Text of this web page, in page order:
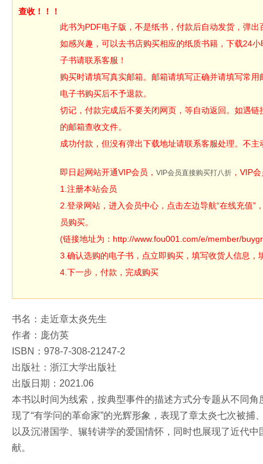
查收！！！
此书为PDF电子版，不是纸书，付款后自动发货，弹
如感兴趣，可以去书店购买相应的纸质书籍，下载24
子书请联系客服！
购买时请填写真实邮箱。邮箱请填写正确并请填写常用
电子书购买后不予退款。
切记，付款完成后不要关闭网页，等自动返回。如遇
的邮箱查收文件。
成功付款，但没有弹出下载地址请联系客服处理。不主
即日起网站开通VIP会员， VIP会员直接购买打八折 ，VIP
1.注册本站会员
2.登录网站，进入会员中心，点击左边导航“在线充值”
员购买。
(链接地址为：http://www.fou001.com/e/member/
3.确认选购的电子书，点立即购买，填写收货人信息，
4.下一步，付款，完成购买
书名：走近章太炎先生
作者：庞仿英
ISBN：978-7-308-21247-2
出版社：浙江大学出版社
出版日期：2021.06
本书以时间为线索，按典型事件的描述方式分专题从不同
现了“有学问的革命家”的光辉形象，表现了章太炎七次被捕
以及沉潜国学、辗转讲学的爱国情怀，同时也展现了近代
献。